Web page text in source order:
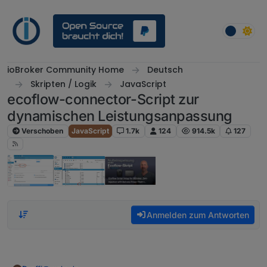
ioBroker Community Home
Deutsch
Skripten / Logik
JavaScript
ecoflow-connector-Script zur
dynamischen Leistungsanpassung
Verschoben JavaScript 1.7k 124 914.5k 127
Anmelden zum Antworten